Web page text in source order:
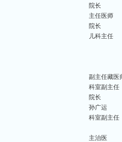
院长
主任医师
院长
儿科主任
副主任藏医
科室副主任
院长
孙广运
科室副主任
主治医